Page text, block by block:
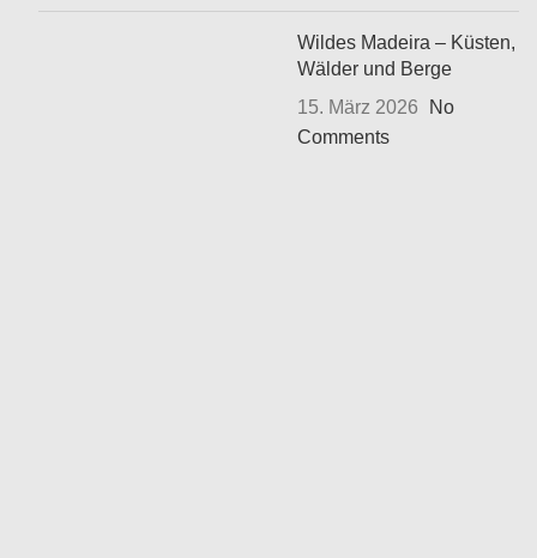
Wildes Madeira – Küsten,
Wälder und Berge
15. März 2026
No
Comments